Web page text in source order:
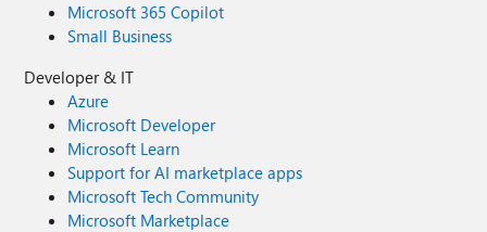
Microsoft 365 Copilot
Small Business
Developer & IT
Azure
Microsoft Developer
Microsoft Learn
Support for AI marketplace apps
Microsoft Tech Community
Microsoft Marketplace